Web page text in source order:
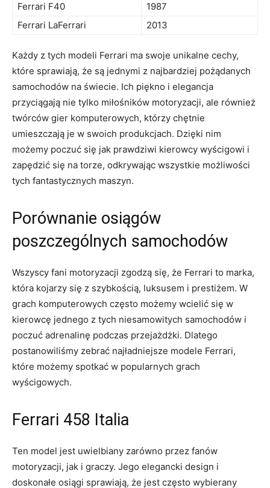
Ferrari F40
1987
Ferrari LaFerrari
2013
Każdy z tych ‌modeli Ferrari ma swoje ‍unikalne cechy,
które sprawiają,‌ że są jednymi z najbardziej pożądanych ​
samochodów na świecie. Ich piękno i elegancja
przyciągają nie tylko ⁣miłośników motoryzacji, ale ⁣również⁢
twórców gier komputerowych, ​którzy chętnie
umieszczają je w swoich‍ produkcjach. ‍Dzięki ‌nim
możemy poczuć się jak prawdziwi kierowcy wyścigowi⁢ i
zapędzić się na torze, ⁤odkrywając ⁢wszystkie‌ możliwości
tych fantastycznych maszyn.
Porównanie osiągów
⁢poszczególnych samochodów
Wszyscy fani motoryzacji zgodzą się, że ‍Ferrari to marka,
która kojarzy się z szybkością,​ luksusem i prestiżem. W
grach komputerowych często możemy wcielić się w
kierowcę jednego ​z tych niesamowitych samochodów i
poczuć adrenalinę podczas przejażdżki. Dlatego
postanowiliśmy zebrać najładniejsze modele​ Ferrari,
które możemy ⁣spotkać ⁢w popularnych⁣ grach
wyścigowych.⁢
Ferrari 458⁣ Italia
Ten model jest uwielbiany zarówno przez fanów
motoryzacji, ⁢jak i graczy. Jego‍ elegancki design i
doskonałe osiągi sprawiają, że ⁢jest często wybierany